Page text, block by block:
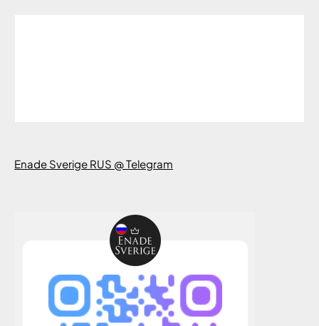
Enade Sverige RUS @ Telegram